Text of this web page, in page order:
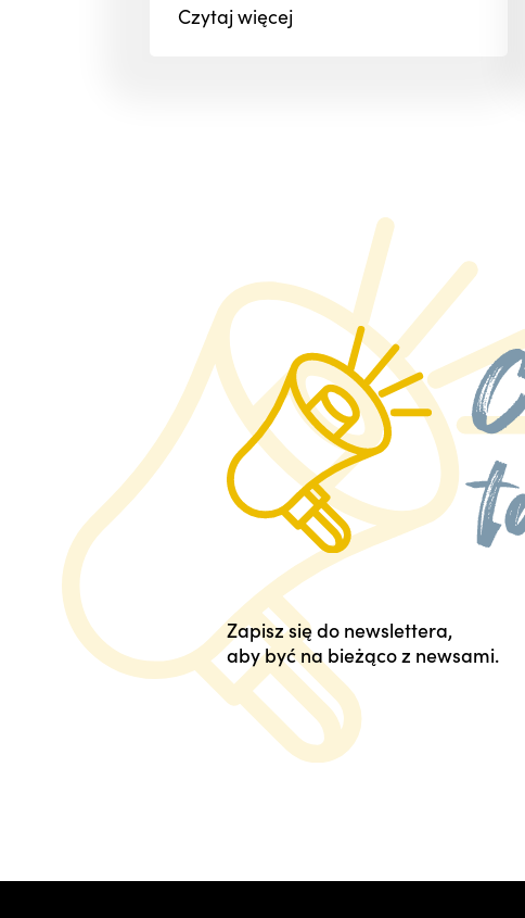
Czytajwięcej
Zapisz się do newslettera,
aby być na bieżąco z newsami.